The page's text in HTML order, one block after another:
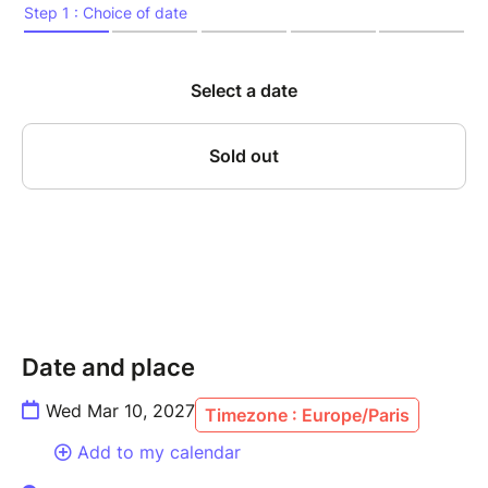
la concentration, l’écoute mutuelle et la sensibilité
atteignent leur paroxysme. Sur scène, Canonge,
contrebassiste au phrasé d’une précision redoutable,
en y infusant leurs racines créoles, latines, et leur
---------------
Date and place
Wed Mar 10, 2027 Timezone : Europe/Paris
Add to my calendar